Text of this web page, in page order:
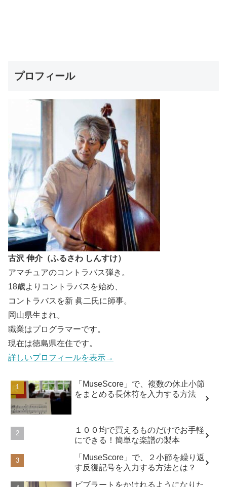
プロフィール
古沢 伸介（ふるさわ しんすけ）
アマチュアのコントラバス弾き。
18歳よりコントラバスを始め、
コントラバスを新 眞二氏に師事。
岡山県生まれ。
職業はプログラマーです。
現在は徳島県在住です。
詳しいプロフィールを表示→
「MuseScore」で、複数の休止小節
をまとめる長休符を入力する方法
１００均で買えるものだけでお手軽
にできる！簡単な楽譜の製本
「MuseScore」で、２小節を繰り返
す反復記号を入力する方法とは？
ビブラートをかけれるようになりた